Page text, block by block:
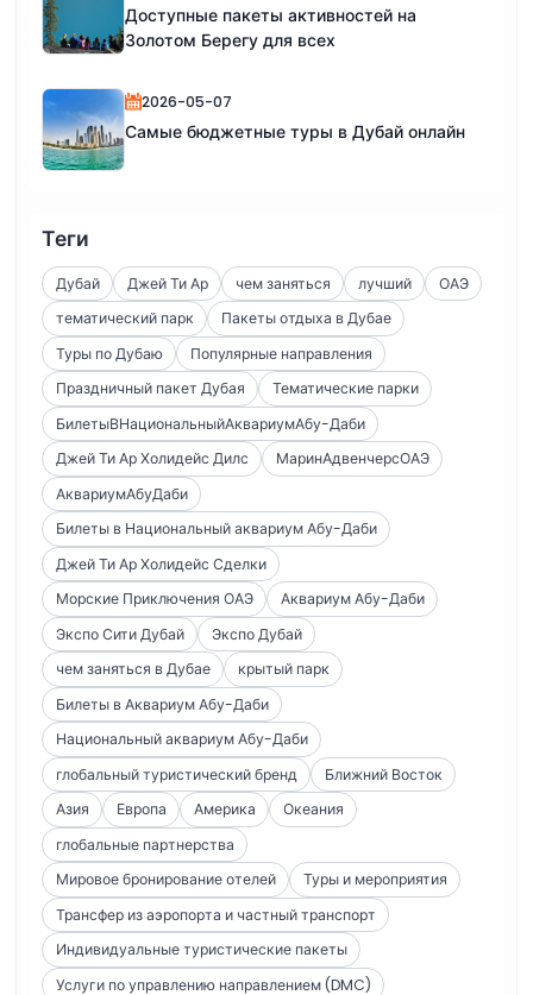
Доступные пакеты активностей на
Золотом Берегу для всех
2026-05-07
Самые бюджетные туры в Дубай онлайн
Теги
Дубай Джей Ти Ар чем заняться лучший
ОАЭ
тематический парк
Пакеты отдыха в Дубае
Туры по Дубаю
Популярные направления
Праздничный пакет Дубая
Тематические парки
БилетыВНациональныйАквариумАбу-Даби
Джей Ти Ар Холидейс Дилс
МаринАдвенчерсОАЭ
АквариумАбуДаби
Билеты в Национальный аквариум Абу-Даби
Джей Ти Ар Холидейс Сделки
Морские Приключения ОАЭ
Аквариум Абу-Даби
Экспо Сити Дубай
Экспо Дубай
чем заняться в Дубае
крытый парк
Билеты в Аквариум Абу-Даби
Национальный аквариум Абу-Даби
глобальный туристический бренд
Ближний Восток
Азия
Европа Америка
Океания
глобальные партнерства
Мировое бронирование отелей
Туры и мероприятия
Трансфер из аэропорта и частный транспорт
Индивидуальные туристические пакеты
Услуги по управлению направлением (DMC)